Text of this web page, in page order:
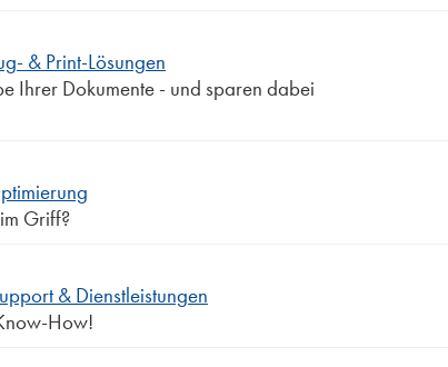
& Print-Lösungen
Ihrer Dokumente - und sparen dabei
Griff?
& Dienstleistungen
How!